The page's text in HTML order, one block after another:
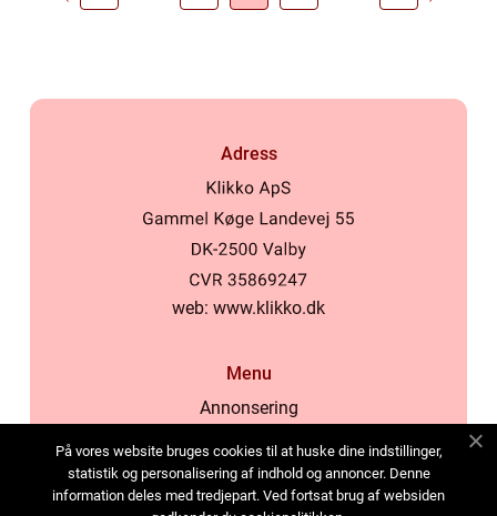
Adress
web: www.klikko.dk
Menu
Annonsering
Cookies
Kontakta oss
På vores website bruges cookies til at huske dine indstillinger,
statistik og personalisering af indhold og annoncer. Denne
information deles med tredjepart. Ved fortsat brug af websiden